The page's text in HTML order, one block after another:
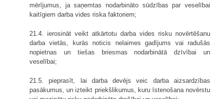
mērījumus, ja saņemtas nodarbināto sūdzības par veselībai
kaitīgiem darba vides riska faktoriem;
21.4. ierosināt veikt atkārtotu darba vides risku novērtēšanu
darba vietās, kurās noticis nelaimes gadījums vai radušās
nopietnas un tiešas briesmas nodarbinātā dzīvībai un
veselībai;
21.5. pieprasīt, lai darba devējs veic darba aizsardzības
pasākumus, un izteikt priekšlikumus, kuru īstenošana novērstu